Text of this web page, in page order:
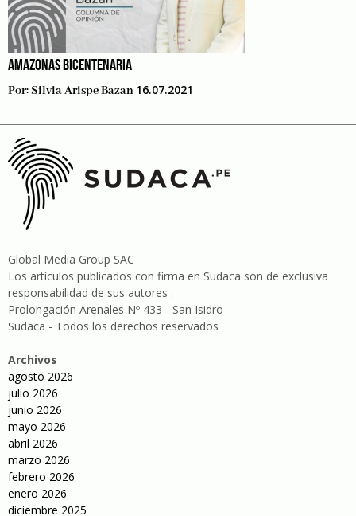
AMAZONAS BICENTENARIA
Por:Silvia Arispe Bazan 16.07.2021
Global Media Group SAC
Los artículos publicados con firma en Sudaca son de exclusiva
responsabilidad de sus autores .
Prolongación Arenales Nº 433 - San Isidro
Sudaca - Todos los derechos reservados
Archivos
agosto 2026
julio 2026
junio 2026
mayo 2026
abril 2026
marzo 2026
febrero 2026
enero 2026
diciembre 2025